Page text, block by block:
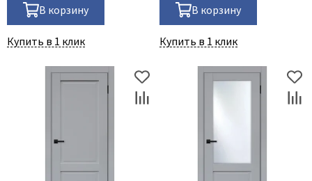
Portika
Poseidon
Profilo Porte
В корзину
Купить в 1 клик
В корзину
Купить в 1 клик